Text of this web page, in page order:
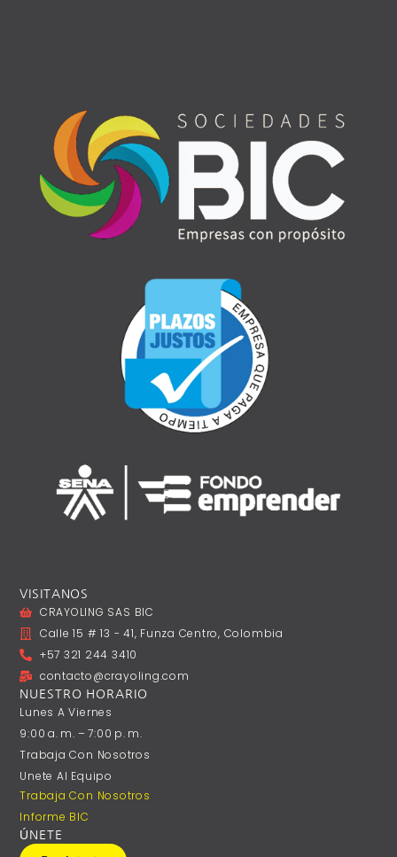
VISITANOS
CRAYOLING SAS BIC
Calle 15 # 13 - 41, Funza Centro, Colombia
+57 321 244 3410
contacto@crayoling.com
NUESTRO HORARIO
Lunes A ‎Viernes
9:00 A. M. – 7:00 P. M.
Trabaja Con Nosotros
Unete Al Equipo
Trabaja Con Nosotros
Informe BIC
ÚNETE